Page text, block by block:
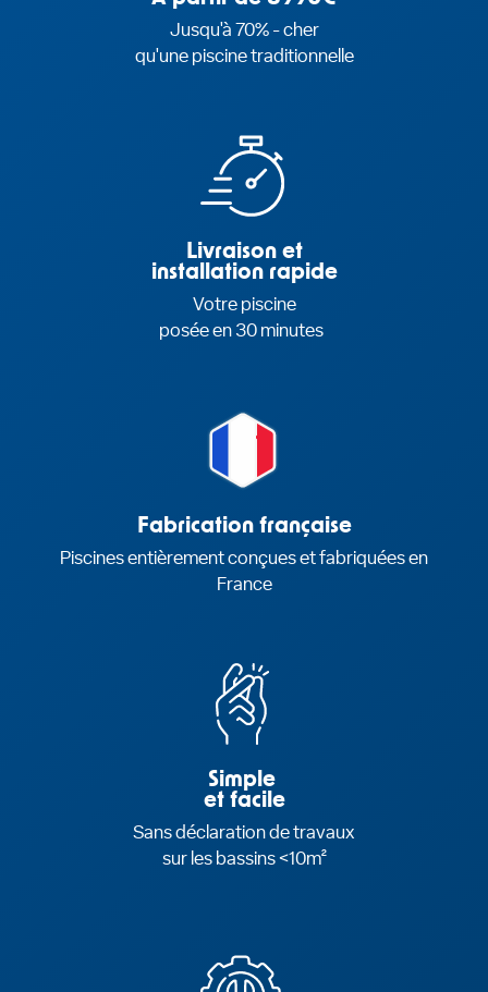
Jusqu'à 70% - cher
qu'une piscine traditionnelle
Livraison et
installation rapide
Votre piscine
posée en 30 minutes
Fabrication française
Piscines entièrement conçues et fabriquées en
France
Simple
et facile
Sans déclaration de travaux
sur les bassins <10m²